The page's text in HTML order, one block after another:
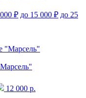
₽ до 15 000 ₽ до 25
12 000 р.